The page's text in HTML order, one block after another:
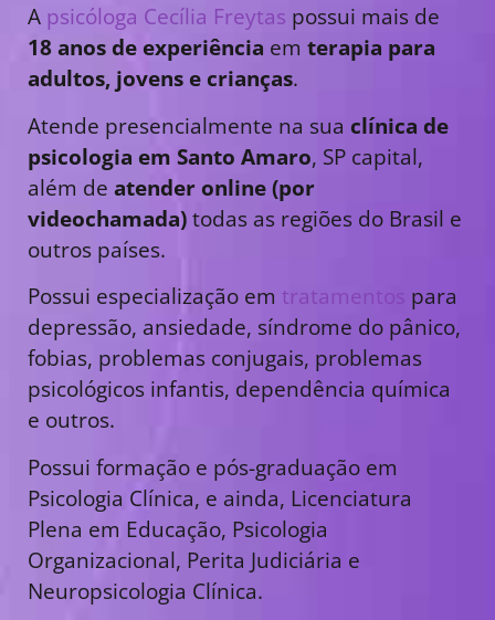
A psicóloga Cecília Freytas possui mais de
18 anos de experiência em terapia para
adultos, jovens e crianças.
Atende presencialmente na sua clínica de
psicologia em Santo Amaro, SP capital,
além de atender online (por
videochamada)todas as regiões do Brasil e
outros países.
Possui especialização em tratamentos para
depressão, ansiedade, síndrome do pânico,
fobias, problemas conjugais, problemas
psicológicos infantis, dependência química
e outros.
Possui formação e pós-graduação em
Psicologia Clínica, e ainda, Licenciatura
Plena em Educação, Psicologia
Organizacional, Perita Judiciária e
Neuropsicologia Clínica.